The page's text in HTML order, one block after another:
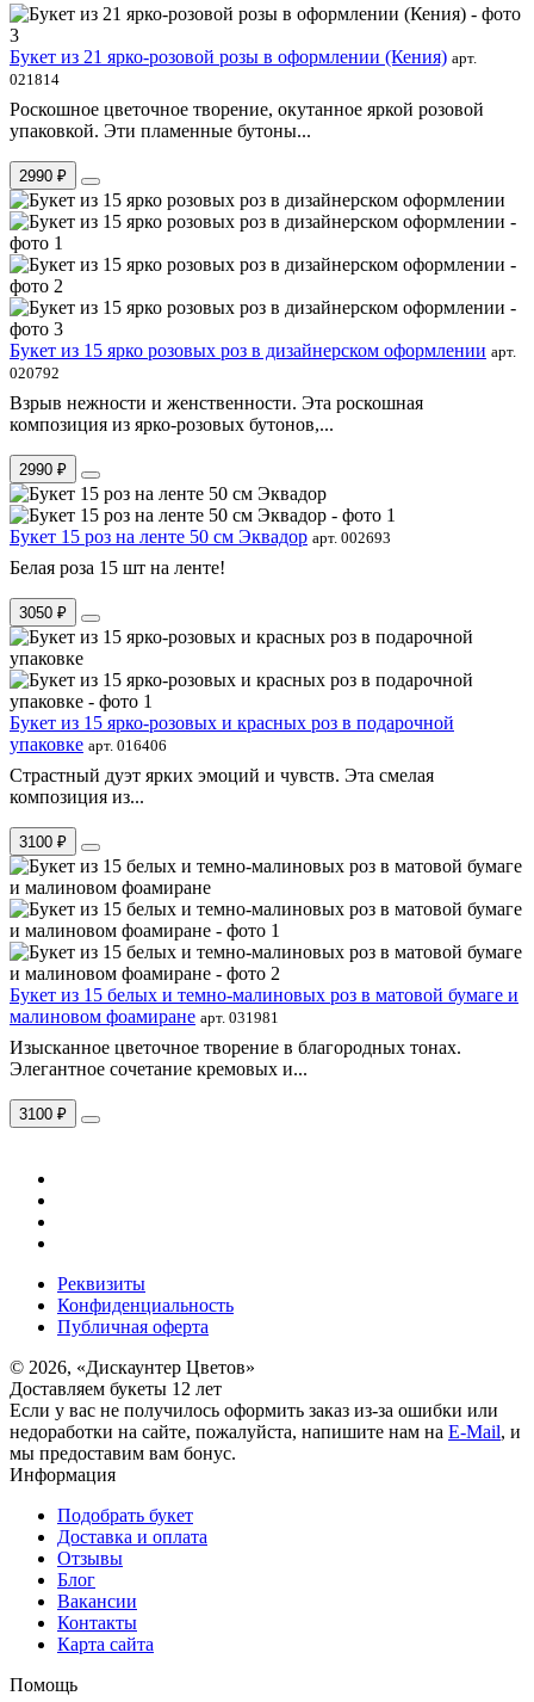
Букет из 21 ярко-розовой розы в оформлении (Кения) арт.
021814
Роскошное цветочное творение, окутанное яркой розовой
упаковкой. Эти пламенные бутоны...
2990 ₽
Букет из 15 ярко розовых роз в дизайнерском оформлении арт.
020792
Взрыв нежности и женственности. Эта роскошная
композиция из ярко-розовых бутонов,...
2990 ₽
Букет 15 роз на ленте 50 см Эквадор арт. 002693
Белая роза 15 шт на ленте!
3050 ₽
Букет из 15 ярко-розовых и красных роз в подарочной
упаковке арт. 016406
Страстный дуэт ярких эмоций и чувств. Эта смелая
композиция из...
3100 ₽
Букет из 15 белых и темно-малиновых роз в матовой бумаге и
малиновом фоамиране арт. 031981
Изысканное цветочное творение в благородных тонах.
Элегантное сочетание кремовых и...
3100 ₽
Реквизиты
Конфиденциальность
Публичная оферта
© 2026, «Дискаунтер Цветов»
Доставляем букеты 12 лет
Если у вас не получилось оформить заказ из-за ошибки или
недоработки на сайте, пожалуйста, напишите нам на E-Mail, и
мы предоставим вам бонус.
Информация
Подобрать букет
Доставка и оплата
Отзывы
Блог
Вакансии
Контакты
Карта сайта
Помощь